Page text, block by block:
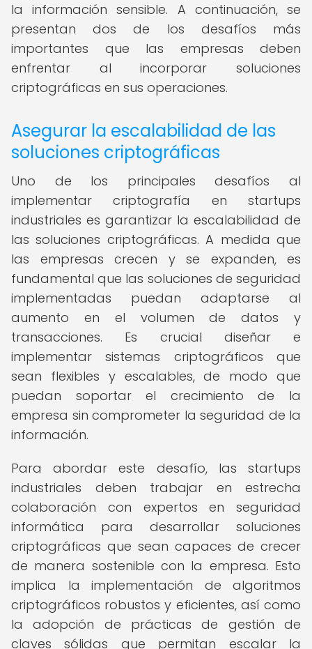
la información sensible. A continuación, se
presentan dos de los desafíos más
importantes que las empresas deben
enfrentar al incorporar soluciones
criptográficas en sus operaciones.
Asegurar la escalabilidad de las
soluciones criptográficas
Uno de los principales desafíos al
implementar criptografía en startups
industriales es garantizar la escalabilidad de
las soluciones criptográficas. A medida que
las empresas crecen y se expanden, es
fundamental que las soluciones de seguridad
implementadas puedan adaptarse al
aumento en el volumen de datos y
transacciones. Es crucial diseñar e
implementar sistemas criptográficos que
sean flexibles y escalables, de modo que
puedan soportar el crecimiento de la
empresa sin comprometer la seguridad de la
información.
Para abordar este desafío, las startups
industriales deben trabajar en estrecha
colaboración con expertos en seguridad
informática para desarrollar soluciones
criptográficas que sean capaces de crecer
de manera sostenible con la empresa. Esto
implica la implementación de algoritmos
criptográficos robustos y eficientes, así como
la adopción de prácticas de gestión de
claves sólidas que permitan escalar la